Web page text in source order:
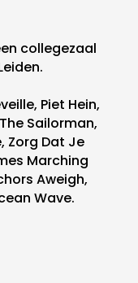
collegezaal
Piet Hein,
Sailorman,
Zorg Dat Je
Marching
Aweigh,
Wave.